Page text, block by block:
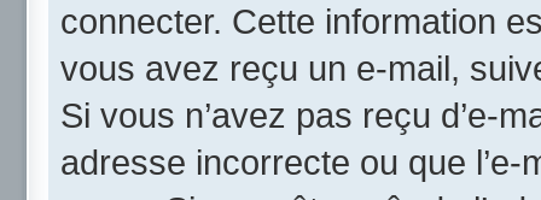
connecter. Cette information
vous avez reçu un e-mail,
Si vous n’avez pas reçu d’e-
adresse incorrecte ou que